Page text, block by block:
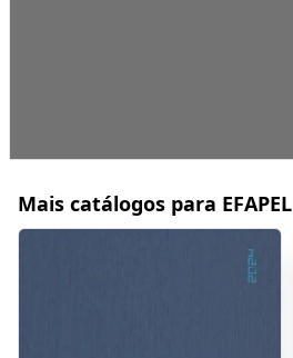
Mais catálogos para EFAPEL